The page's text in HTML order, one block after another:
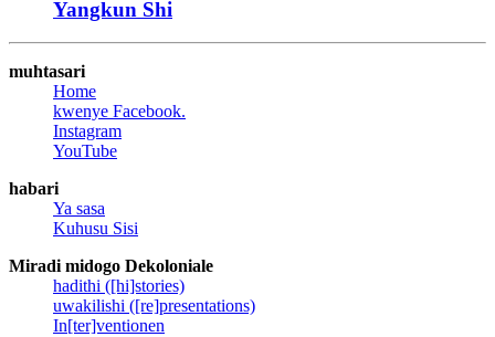
Yangkun Shi
muhtasari
Home
kwenye Facebook.
Instagram
YouTube
habari
Ya sasa
Kuhusu Sisi
Miradi midogo Dekoloniale
hadithi ([hi]stories)
uwakilishi ([re]presentations)
In[ter]ventionen